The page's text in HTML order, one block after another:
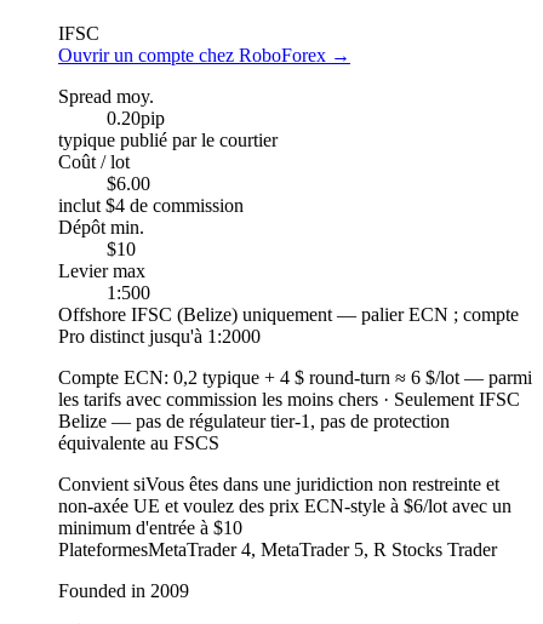
IFSC
Ouvrir un compte chez RoboForex →
Spread moy.
0.20pip
typique publié par le courtier
Coût / lot
$6.00
inclut $4 de commission
Dépôt min.
$10
Levier max
1:500
Offshore IFSC (Belize) uniquement — palier ECN ; compte
Pro distinct jusqu'à 1:2000
Compte ECN: 0,2 typique + 4 $ round-turn ≈ 6 $/lot — parmi
les tarifs avec commission les moins chers · Seulement IFSC
Belize — pas de régulateur tier-1, pas de protection
équivalente au FSCS
Convient siVous êtes dans une juridiction non restreinte et
non-axée UE et voulez des prix ECN-style à $6/lot avec un
minimum d'entrée à $10
PlateformesMetaTrader 4, MetaTrader 5, R Stocks Trader
Founded in 2009